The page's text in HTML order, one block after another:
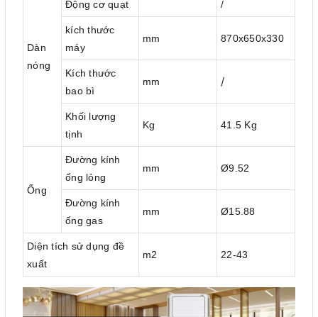
Dàn
nóng
Động cơ quạt /
kích thước
máy
mm 870x650x330
Kích thước
bao bì
mm /
Khối lượng
tịnh
Kg 41.5 Kg
Ống
Đường kính
ống lỏng
mm Ø9.52
Đường kính
ống gas
mm Ø15.88
Diện tích sử dụng đề
xuất
m2 22-43